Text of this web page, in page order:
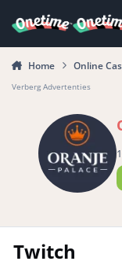
Home Online
Verberg Advertenties
Twitch